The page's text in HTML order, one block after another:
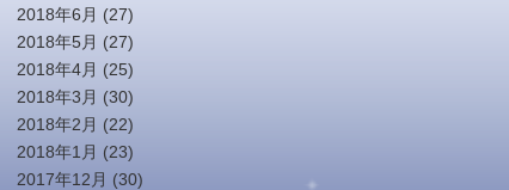
2018年6月 (27)
2018年5月 (27)
2018年4月 (25)
2018年3月 (30)
2018年2月 (22)
2018年1月 (23)
2017年12月 (30)